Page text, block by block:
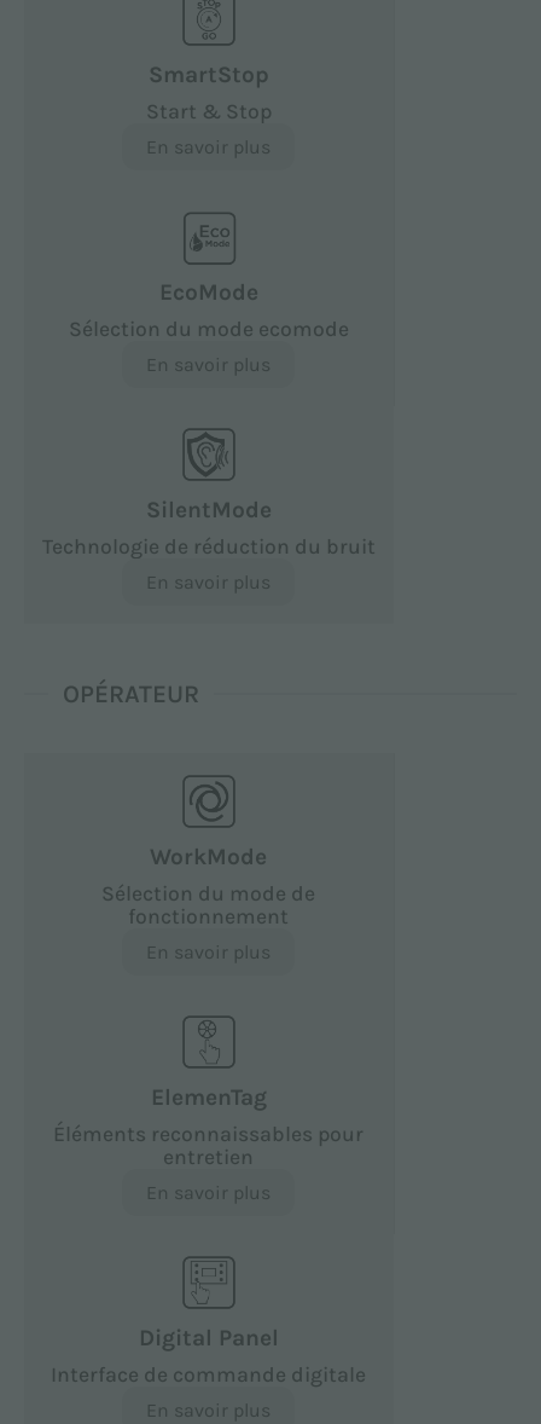
SmartStop
Start & Stop
En savoir plus
EcoMode
Sélection du mode ecomode
En savoir plus
SilentMode
Technologie de réduction du bruit
En savoir plus
OPÉRATEUR
WorkMode
Sélection du mode de
fonctionnement
En savoir plus
ElemenTag
Éléments reconnaissables pour
entretien
En savoir plus
Digital Panel
Interface de commande digitale
En savoir plus